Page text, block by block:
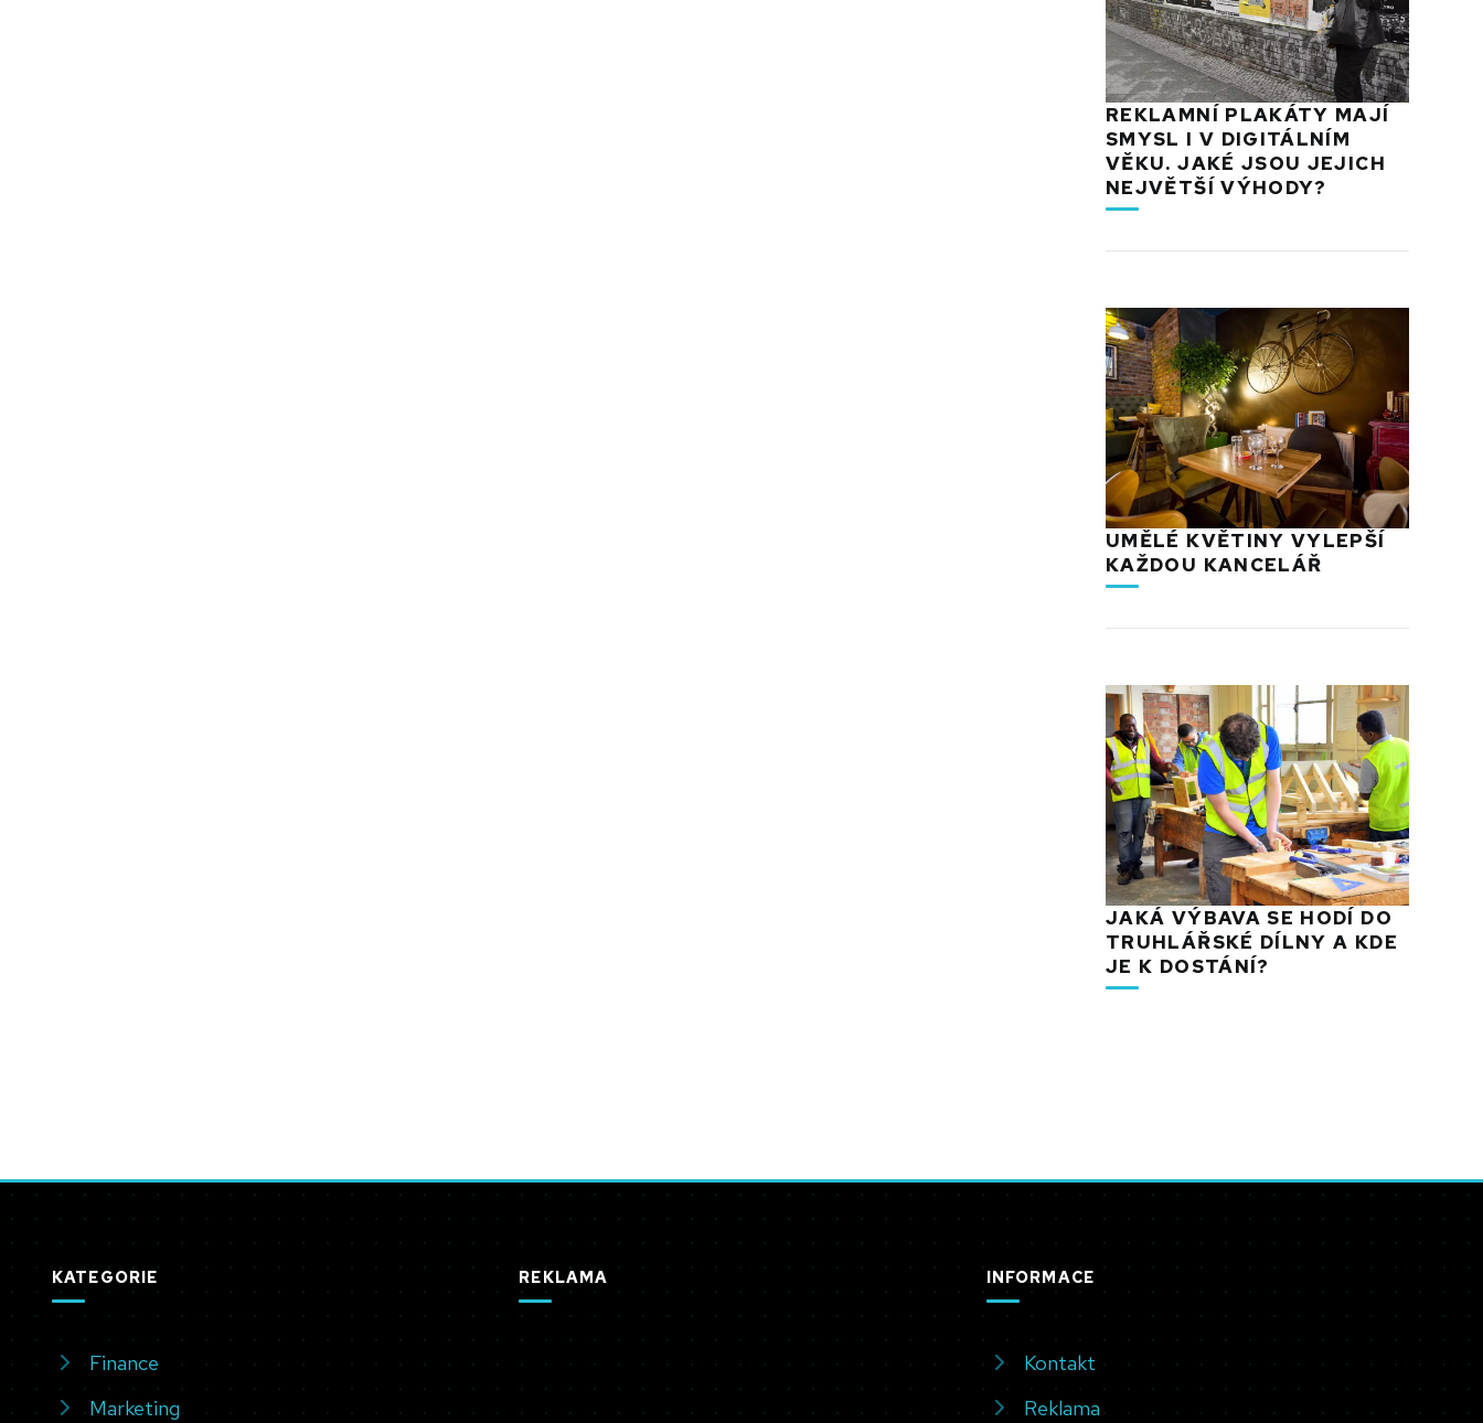
REKLAMNÍ PLAKÁTY MAJÍ
SMYSL I V DIGITÁLNÍM
VĚKU. JAKÉ JSOU JEJICH
NEJVĚTŠÍ VÝHODY?
UMĚLÉ KVĚTINY VYLEPŠÍ
KAŽDOU KANCELÁŘ
JAKÁ VÝBAVA SE HODÍ DO
TRUHLÁŘSKÉ DÍLNY A KDE
JE K DOSTÁNÍ?
KATEGORIE
Finance
Marketing
REKLAMA INFORMACE
Kontakt
Reklama